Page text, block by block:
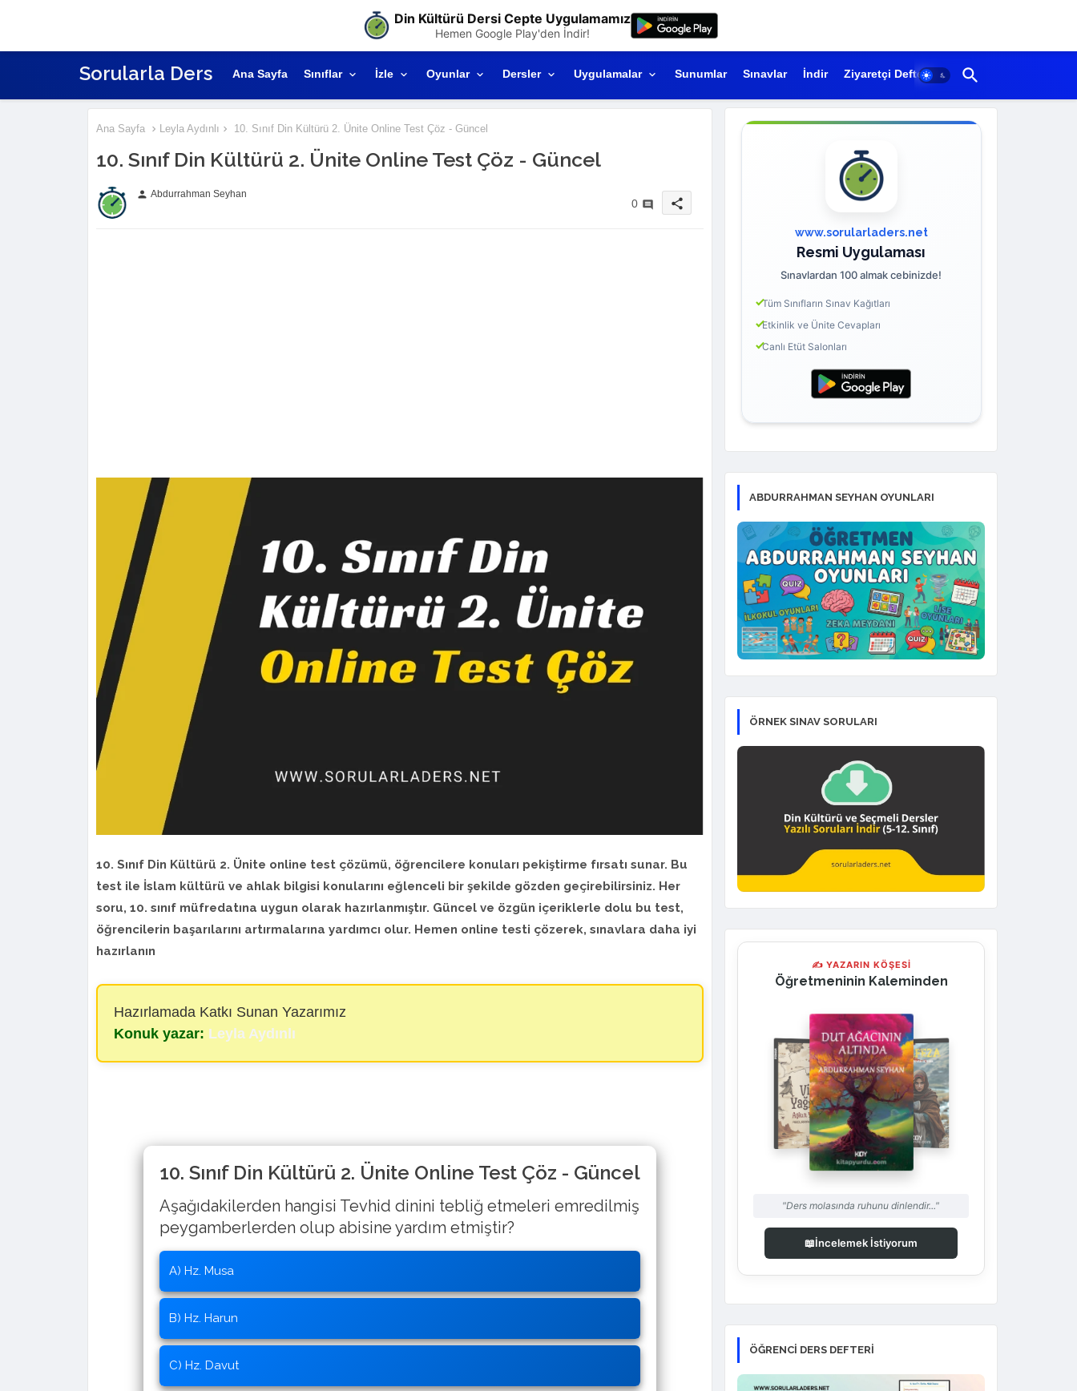
Sorularla Ders Ana Sayfa Sınıflar İzle Oyunlar Dersler Uygulamalar Sunumlar Sınavlar İndir Ziyaretçi Defteri
Ana Sayfa Leyla Aydınlı 10. Sınıf Din Kültürü 2. Ünite Online Test Çöz - Güncel
10. Sınıf Din Kültürü 2. Ünite Online Test Çöz - Güncel
person Abdurrahman Seyhan
0 share
10. Sınıf Din Kültürü 2. Ünite online test çözümü, öğrencilere konuları pekiştirme fırsatı sunar. Bu
test ile İslam kültürü ve ahlak bilgisi konularını eğlenceli bir şekilde gözden geçirebilirsiniz. Her
soru, 10. sınıf müfredatına uygun olarak hazırlanmıştır. Güncel ve özgün içeriklerle dolu bu test,
öğrencilerin başarılarını artırmalarına yardımcı olur. Hemen online testi çözerek, sınavlara daha iyi
hazırlanın
Hazırlamada Katkı Sunan Yazarımız
Konuk yazar: Leyla Aydınlı
10. Sınıf Din Kültürü 2. Ünite Online Test Çöz - Güncel
Aşağıdakilerden hangisi Tevhid dinini tebliğ etmeleri emredilmiş
peygamberlerden olup abisine yardım etmiştir?
A) Hz. Musa
B) Hz. Harun
C) Hz. Davut
www.sorularladers.net
Resmi Uygulaması
Sınavlardan 100 almak cebinizde!
Tüm Sınıfların Sınav Kağıtları
Etkinlik ve Ünite Cevapları
Canlı Etüt Salonları
ABDURRAHMAN SEYHAN OYUNLARI
ÖRNEK SINAV SORULARI
✍ YAZARIN KÖŞESİ
Öğretmeninin Kaleminden
"Ders molasında ruhunu dinlendir..."
📖İncelemek İstiyorum
ÖĞRENCI DERS DEFTERI
Din Kültürü Dersi Cepte Uygulamamız
Hemen Google Play'den İndir!